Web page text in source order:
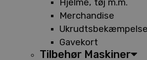
Hjelme, tøj m.m.
Merchandise
Ukrudtsbekæmpelse
Gavekort
Tilbehør Maskiner